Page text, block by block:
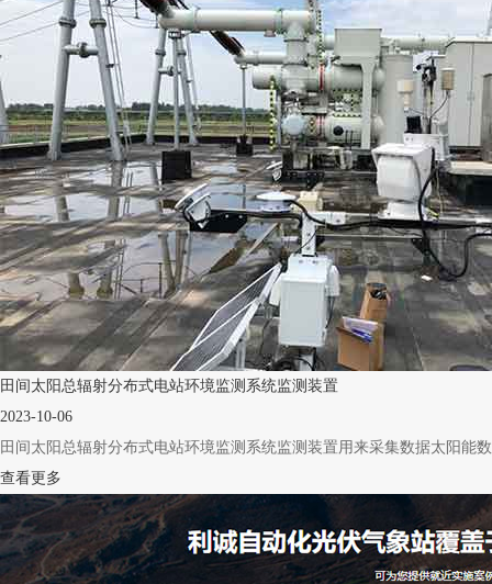
田间太阳总辐射分布式电站环境监测系统监测装置
2023-10-06
田间太阳总辐射分布式电站环境监测系统监测装置用来采集数据太阳能数
查看更多